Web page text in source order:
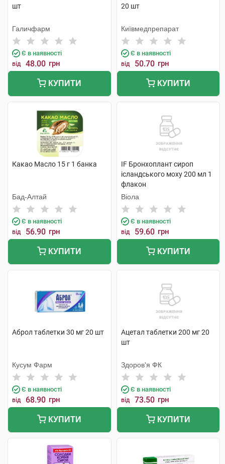
шт
Галичфарм
Є в наявності
від 48.00 грн
КУПИТИ
20 шт
Київмедпрепарат
Є в наявності
від 50.70 грн
КУПИТИ
Какао Масло 15 г 1 банка
Бад-Алтай
Є в наявності
від 56.90 грн
КУПИТИ
IF Бронхоплант сироп
ісландського моху 200 мл 1
флакон
Віола
Є в наявності
від 59.60 грн
КУПИТИ
Аброл таблетки 30 мг 20 шт
Кусум Фарм
Є в наявності
від 68.90 грн
КУПИТИ
Ацетал таблетки 200 мг 20
шт
Здоров'я ФК
Є в наявності
від 73.50 грн
КУПИТИ